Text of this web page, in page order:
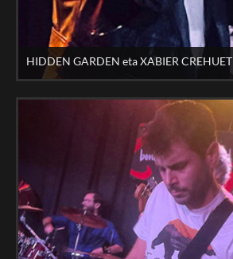
HIDDEN GARDEN eta XABIER CREHUET